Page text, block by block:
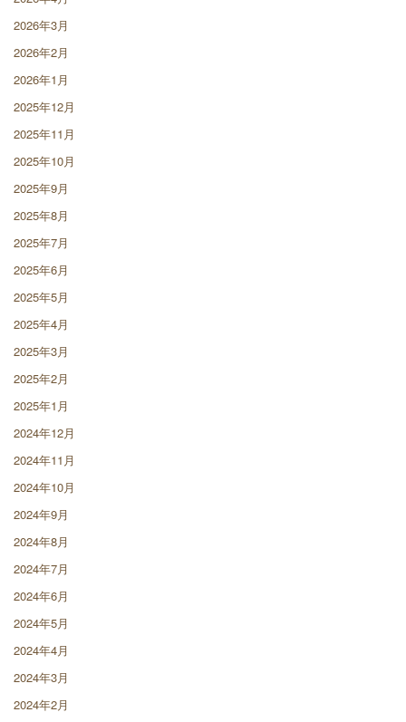
2026年3月
2026年2月
2026年1月
2025年12月
2025年11月
2025年10月
2025年9月
2025年8月
2025年7月
2025年6月
2025年5月
2025年4月
2025年3月
2025年2月
2025年1月
2024年12月
2024年11月
2024年10月
2024年9月
2024年8月
2024年7月
2024年6月
2024年5月
2024年4月
2024年3月
2024年2月